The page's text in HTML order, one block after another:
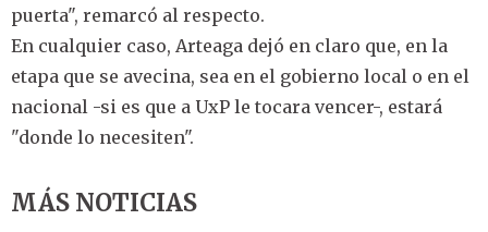
puerta", remarcó al respecto.
En cualquier caso, Arteaga dejó en claro que, en la
etapa que se avecina, sea en el gobierno local o en el
nacional -si es que a UxP le tocara vencer-, estará
"donde lo necesiten".
MÁS NOTICIAS